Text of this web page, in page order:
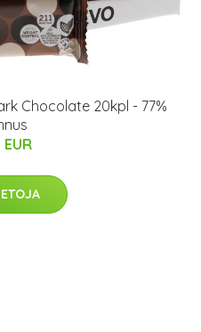
Chocolate 20kpl - 77%